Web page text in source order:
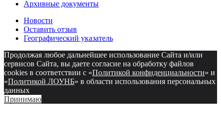
Архивные документы
Новости
Оставить отзыв
Географический указатель
Продолжая любое дальнейшее использование Сайта и/или
сервисов Сайта, вы даете согласие на обработку файлов
cookies в соответствии с «Политикой конфиденциальности» и
«Политикой ЛОУНБ» в области использования персональных
данных
Принимаю